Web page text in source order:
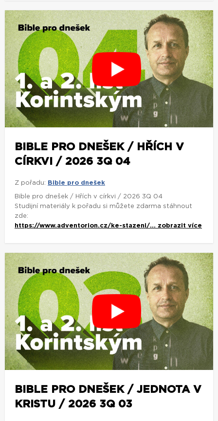
BIBLE PRO DNEŠEK / HŘÍCH V
CÍRKVI / 2026 3Q 04
Z pořadu: Bible pro dnešek
Bible pro dnešek / Hřích v církvi / 2026 3Q 04
Studijní materiály k pořadu si můžete zdarma stáhnout
zde:
https://www.adventorion.cz/ke-stazeni/... zobrazit více
BIBLE PRO DNEŠEK / JEDNOTA V
KRISTU / 2026 3Q 03